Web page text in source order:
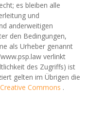
es bleiben alle
und
anderweitigen
den Bedingungen,
als Urheber genannt
verlinkt
des Zugriffs) ist
gelten im Übrigen die
Commons .